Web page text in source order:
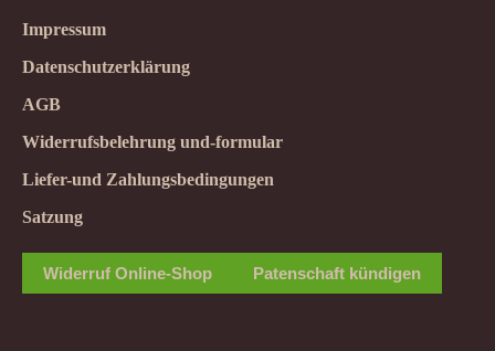
Impressum
Datenschutzerklärung
AGB
Widerrufsbelehrung und-formular
Liefer-und Zahlungsbedingungen
Satzung
Widerruf Online-Shop Patenschaft kündigen